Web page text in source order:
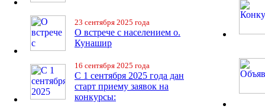
23 сентября 2025 года
О встрече с населением о.
Кунашир
16 сентября 2025 года
С 1 сентября 2025 года дан
старт приему заявок на
конкурсы: